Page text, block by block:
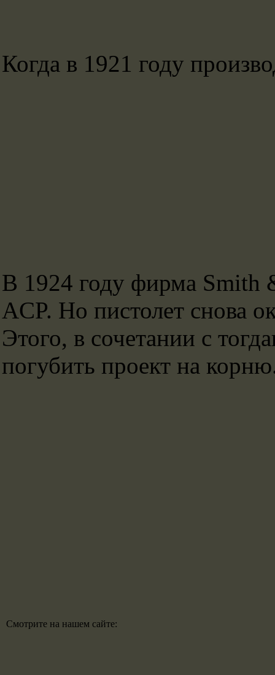
Когда в 1921 году
В 1924 году фирма Smith
ACP. Но пистолет снова
Этого, в сочетании с
погубить проект на
Смотрите на нашем сайте: